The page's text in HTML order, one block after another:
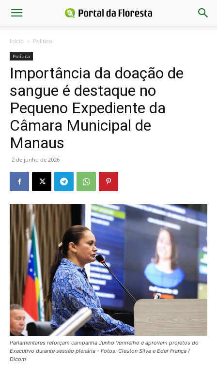
Início Política
Política
Importância da doação de
sangue é destaque no
Pequeno Expediente da
Câmara Municipal de
Manaus
2 de junho de 2026
Parlamentares reforçam campanha Junho Vermelho e aprovam projetos do
Executivo durante sessão plenária - Fotos: Cleuton Silva e Eder França /
Dicom